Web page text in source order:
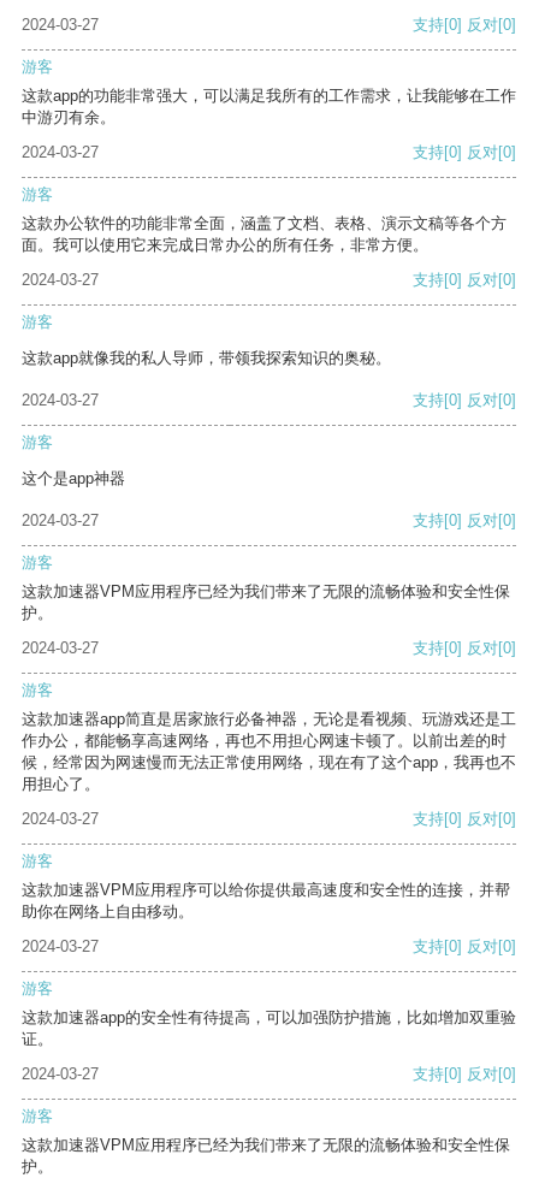
2024-03-27 支持[0] 反对[0]
游客
这款app的功能非常强大，可以满足我所有的工作需求，让我能够在工作
中游刃有余。
2024-03-27
支持[0] 反对[0]
游客
这款办公软件的功能非常全面，涵盖了文档、表格、演示文稿等各个方
面。我可以使用它来完成日常办公的所有任务，非常方便。
2024-03-27
支持[0] 反对[0]
游客
这款app就像我的私人导师，带领我探索知识的奥秘。
2024-03-27 支持[0] 反对[0]
游客
这个是app神器
2024-03-27 支持[0] 反对[0]
游客
这款加速器VPM应用程序已经为我们带来了无限的流畅体验和安全性保
护。
2024-03-27
支持[0] 反对[0]
游客
这款加速器app简直是居家旅行必备神器，无论是看视频、玩游戏还是工
作办公，都能畅享高速网络，再也不用担心网速卡顿了。以前出差的时
候，经常因为网速慢而无法正常使用网络，现在有了这个app，我再也不
用担心了。
2024-03-27
支持[0] 反对[0]
游客
这款加速器VPM应用程序可以给你提供最高速度和安全性的连接，并帮
助你在网络上自由移动。
2024-03-27
支持[0] 反对[0]
游客
这款加速器app的安全性有待提高，可以加强防护措施，比如增加双重验
证。
2024-03-27
支持[0] 反对[0]
游客
这款加速器VPM应用程序已经为我们带来了无限的流畅体验和安全性保
护。